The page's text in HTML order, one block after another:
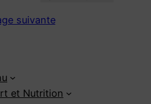
suivante
et Nutrition